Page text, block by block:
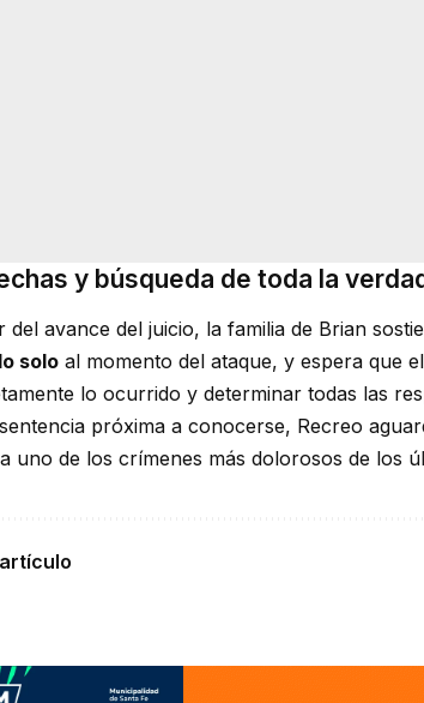
y búsqueda de toda la
del avance del juicio, la familia de Brian
solo al momento del ataque, y espera que
lo ocurrido y determinar todas las
próxima a conocerse, Recreo
uno de los crímenes más dolorosos de los